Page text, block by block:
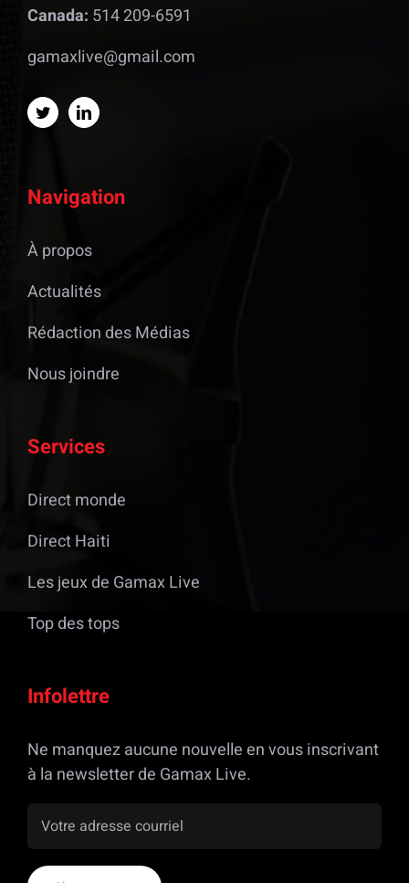
Canada: 514 209-6591
gamaxlive@gmail.com
Navigation
À propos
Actualités
Rédaction des Médias
Nous joindre
Services
Direct monde
Direct Haiti
Les jeux de Gamax Live
Top des tops
Infolettre
Ne manquez aucune nouvelle en vous inscrivant
à la newsletter de Gamax Live.